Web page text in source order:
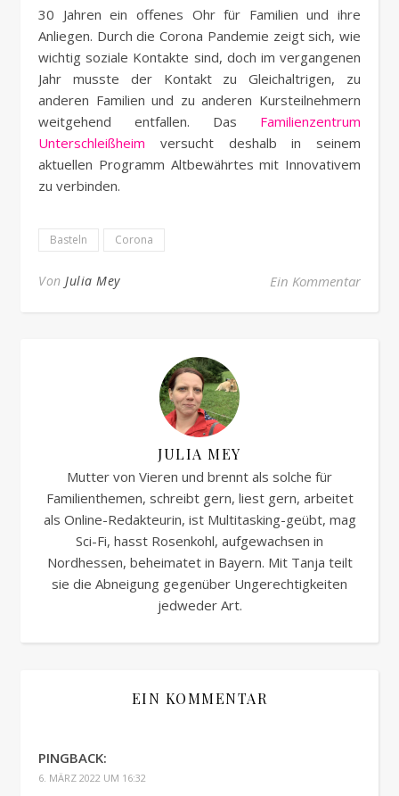
30 Jahren ein offenes Ohr für Familien und ihre
Anliegen. Durch die Corona Pandemie zeigt sich, wie
wichtig soziale Kontakte sind, doch im vergangenen
Jahr musste der Kontakt zu Gleichaltrigen, zu
anderen Familien und zu anderen Kursteilnehmern
weitgehend entfallen. Das Familienzentrum
Unterschleißheim versucht deshalb in seinem
aktuellen Programm Altbewährtes mit Innovativem
zu verbinden.
Basteln Corona
Von Julia Mey Ein Kommentar
JULIA MEY
Mutter von Vieren und brennt als solche für
Familienthemen, schreibt gern, liest gern, arbeitet
als Online-Redakteurin, ist Multitasking-geübt, mag
Sci-Fi, hasst Rosenkohl, aufgewachsen in
Nordhessen, beheimatet in Bayern. Mit Tanja teilt
sie die Abneigung gegenüber Ungerechtigkeiten
jedweder Art.
EIN KOMMENTAR
PINGBACK:
6. MÄRZ 2022 UM 16:32